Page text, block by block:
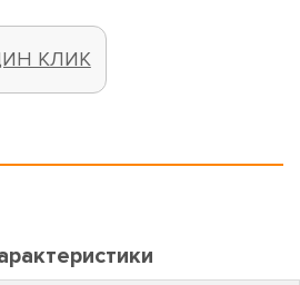
КЛИК